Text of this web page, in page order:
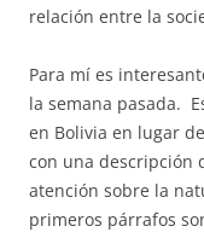
relación entre la
Para mí es
la semana pasada.
en Bolivia en lugar
con una descripción
atención sobre la
primeros párrafos